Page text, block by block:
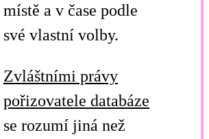
místě a v čase podle
své vlastní volby.
Zvláštními právy
pořizovatele databáze
se rozumí jiná než